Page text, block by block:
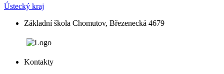
Ústecký kraj
Základní škola Chomutov, Březenecká 4679
Kontakty